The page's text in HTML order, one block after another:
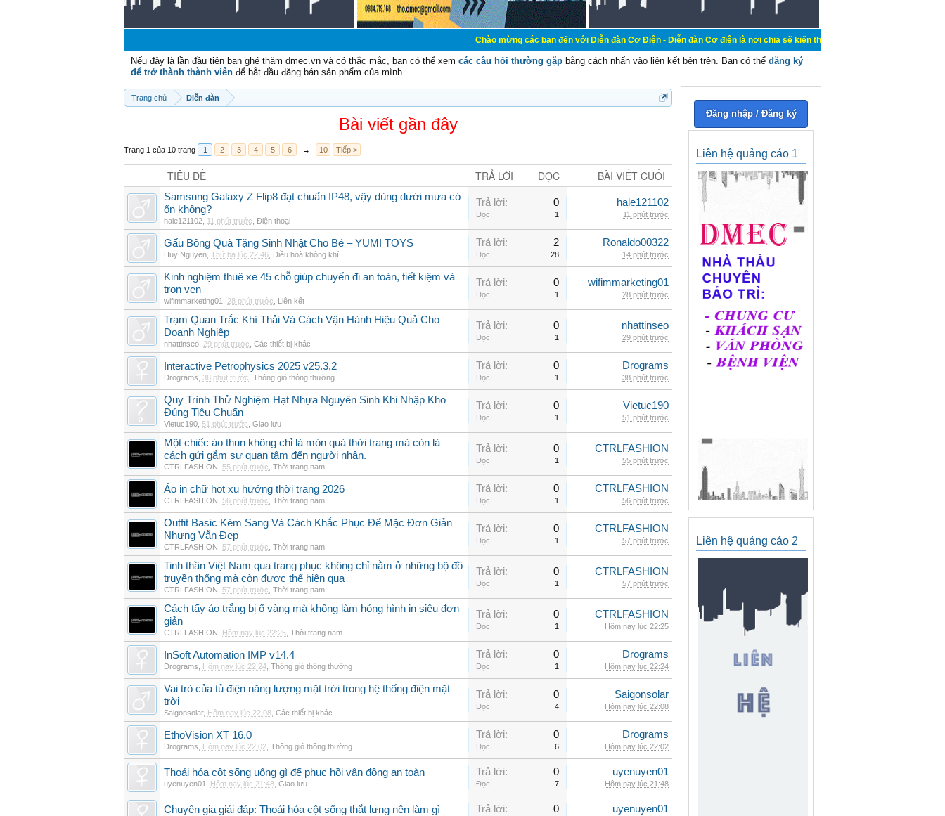
Chào mừng các bạn đến với Diễn đàn Cơ Điện - Diễn đàn Cơ điện là nơi chia sẽ kiến thức kinh nghiệm trong lãnh vực cơ điện,
Nếu đây là lần đầu tiên bạn ghé thăm dmec.vn và có thắc mắc, bạn có thể xem các câu hỏi thường gặp bằng cách nhấn vào liên kết bên trên. Bạn có thể đăng ký
để trở thành thành viên để bắt đầu đăng bán sản phẩm của mình.
Trang chủ Diễn đàn
Bài viết gần đây
Trang 1 của 10 trang 1 2 3 4 5 6 → 10 Tiếp >
TIÊU ĐỀ TRẢ LỜI ĐỌC BÀI VIẾT CUỐI
Samsung Galaxy Z Flip8 đạt chuẩn IP48, vậy dùng dưới mưa có
ổn không?
hale121102 11 phút trước Điện thoại
Trả lời: 0
Đọc: 1
hale121102
11 phút trước
Gấu Bông Quà Tặng Sinh Nhật Cho Bé – YUMI TOYS
Huy Nguyen Thứ ba lúc 22:46 Điều hoà không khí
Trả lời: 2
Đọc: 28
Ronaldo00322
14 phút trước
Kinh nghiệm thuê xe 45 chỗ giúp chuyến đi an toàn, tiết kiệm và
trọn vẹn
wifimmarketing01 28 phút trước Liên kết
Trả lời: 0
Đọc: 1
wifimmarketing01
28 phút trước
Trạm Quan Trắc Khí Thải Và Cách Vận Hành Hiệu Quả Cho
Doanh Nghiệp
nhattinseo 29 phút trước Các thiết bị khác
Trả lời: 0
Đọc: 1
nhattinseo
29 phút trước
Interactive Petrophysics 2025 v25.3.2
Drograms 38 phút trước Thông gió thông thường
Trả lời: 0
Đọc: 1
Drograms
38 phút trước
Quy Trình Thử Nghiệm Hạt Nhựa Nguyên Sinh Khi Nhập Kho
Đúng Tiêu Chuẩn
Vietuc190 51 phút trước Giao lưu
Trả lời: 0
Đọc: 1
Vietuc190
51 phút trước
Một chiếc áo thun không chỉ là món quà thời trang mà còn là
cách gửi gắm sự quan tâm đến người nhận.
CTRLFASHION 55 phút trước Thời trang nam
Trả lời: 0
Đọc: 1
CTRLFASHION
55 phút trước
Áo in chữ hot xu hướng thời trang 2026
CTRLFASHION 56 phút trước Thời trang nam
Trả lời: 0
Đọc: 1
CTRLFASHION
56 phút trước
Outfit Basic Kém Sang Và Cách Khắc Phục Để Mặc Đơn Giản
Nhưng Vẫn Đẹp
CTRLFASHION 57 phút trước Thời trang nam
Trả lời: 0
Đọc: 1
CTRLFASHION
57 phút trước
Tinh thần Việt Nam qua trang phục không chỉ nằm ở những bộ đồ
truyền thống mà còn được thể hiện qua
CTRLFASHION 57 phút trước Thời trang nam
Trả lời: 0
Đọc: 1
CTRLFASHION
57 phút trước
Cách tẩy áo trắng bị ố vàng mà không làm hỏng hình in siêu đơn
giản
CTRLFASHION Hôm nay lúc 22:25 Thời trang nam
Trả lời: 0
Đọc: 1
CTRLFASHION
Hôm nay lúc 22:25
InSoft Automation IMP v14.4
Drograms Hôm nay lúc 22:24 Thông gió thông thường
Trả lời: 0
Đọc: 1
Drograms
Hôm nay lúc 22:24
Vai trò của tủ điện năng lượng mặt trời trong hệ thống điện mặt
trời
Saigonsolar, Hôm nay lúc 22:08 Các thiết bị khác
Trả lời: 0
Đọc: 4
Saigonsolar
Hôm nay lúc 22:08
EthoVision XT 16.0
Drograms Hôm nay lúc 22:02 Thông gió thông thường
Trả lời: 0
Đọc: 6
Drograms
Hôm nay lúc 22:02
Thoái hóa cột sống uống gì để phục hồi vận động an toàn
uyenuyen01 Hôm nay lúc 21:48 Giao lưu
Trả lời: 0
Đọc: 7
uyenuyen01
Hôm nay lúc 21:48
Chuyên gia giải đáp: Thoái hóa cột sống thắt lưng nên làm gì Trả lời: 0 uyenuyen01
Đăng nhập / Đăng ký
Liên hệ quảng cáo 1
Liên hệ quảng cáo 2